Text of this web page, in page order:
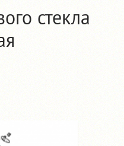
стекла